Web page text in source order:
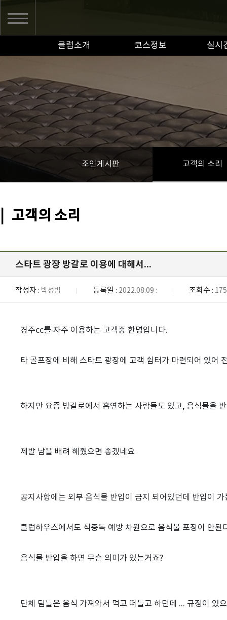
클럽소개 코스정보 실시
조인게시판 고객의 소리
고객의 소리
스타트 광장 방갈로 이용에 대해서...
작성자 : 박성범 등록일 : 2022.08.09 : 조회수 :
경주cc를 자주 이용하는 고객중 한명입니다.
타 골프장에 비해 스타트 광장에 고객 쉼터가 마련되어 있어
하지만 요즘 방갈로에서 흡연하는 사람들도 있고, 음식물을
제발 남을 배려 해줬으면 좋겠네요
공지사항에는 외부 음식물 반입이 금지 되어있던데 반입이 가
클럽하우스에서도 식중독 예방 차원으로 음식물 포장이 안된
음식물 반입을 하면 무슨 의미가 있는거죠?
단체 팀들은 음식 가져와서 먹고 떠들고 하던데 ... 규정이 있